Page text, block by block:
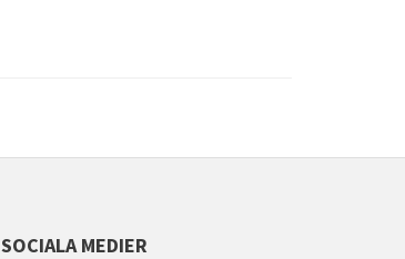
SOCIALA MEDIER